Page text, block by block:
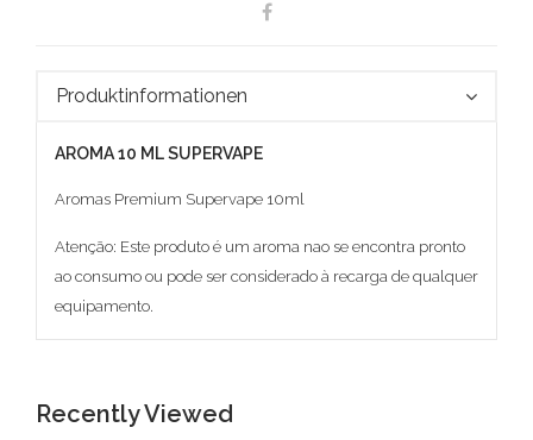
Produktinformationen
AROMA 10 ML SUPERVAPE
Aromas Premium Supervape 10ml
Atenção: Este produto é um aroma nao se encontra pronto
ao consumo ou pode ser considerado à recarga de qualquer
equipamento.
Recently Viewed